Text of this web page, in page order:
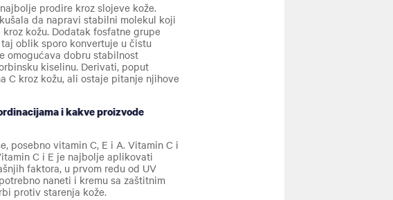
prodire kroz slojeve kože.
da napravi stabilni molekul koji
kožu. Dodatak fosfatne grupe
oblik sporo konvertuje u čistu
omogućava dobru stabilnost
kiselinu. Derivati, poput
C kroz kožu, ali ostaje pitanje njihove
i kakve proizvode
posebno vitamin C, E i A. Vitamin C i
C i E je najbolje aplikovati
faktora, u prvom redu od UV
naneti i kremu sa zaštitnim
protiv starenja kože.